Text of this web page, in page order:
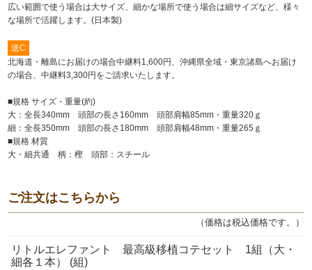
広い範囲で使う場合は大サイズ、細かな場所で使う場合は細サイズなど、様々
な場所で活躍します。(日本製)
送C
北海道・離島にお届けの場合中継料1,600円、沖縄県全域・東京諸島へお届け
の場合、中継料3,300円をご請求いたします。
■規格 サイズ・重量(約)
大：全長340mm 頭部の長さ160mm 頭部肩幅85mm・重量320ｇ
細：全長350mm 頭部の長さ180mm 頭部肩幅48mm・重量265ｇ
■規格 材質
大・細共通 柄：樫 頭部：スチール
ご注文はこちらから
（価格は税込価格です。）
リトルエレファント 最高級移植コテセット 1組（大・
細各１本） (組)